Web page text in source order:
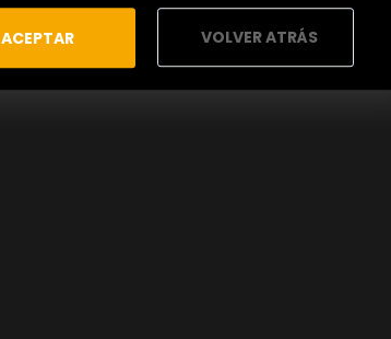
ACEPTAR VOLVER ATRÁS